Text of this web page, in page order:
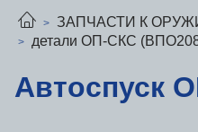
ЗАПЧАСТИ К
детали ОП-СКС
Автоспуск